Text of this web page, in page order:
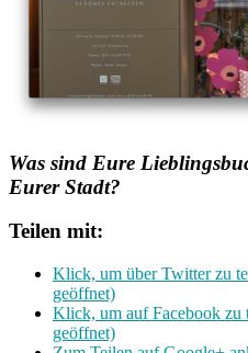
Was sind Eure
Eurer Stadt?
Teilen mit:
Klick, um über Twitter zu
geöffnet)
Klick, um auf Facebook zu
geöffnet)